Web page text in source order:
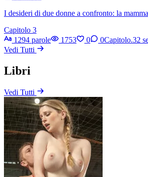
I desideri di due donne a confronto: la
Capitolo 3
1294 parole
1753 0 0Capitolo.32
Vedi Tutti
Libri
Vedi Tutti